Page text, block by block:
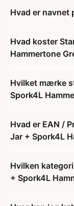
Hvad er navnet
Hvad koster
Hammertone
Hvilket mærke
Spork4L
Hvad er EAN /
Jar + Spork4L
Hvilken
+ Spork4L